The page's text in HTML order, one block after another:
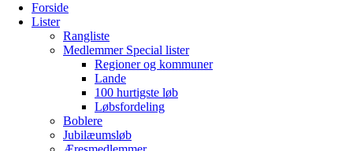
Forside
Lister
Rangliste
Medlemmer Special lister
Regioner og kommuner
Lande
100 hurtigste løb
Løbsfordeling
Boblere
Jubilæumsløb